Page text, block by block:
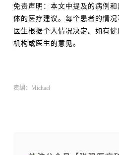
免责声明：本文中提及的病例
体的医疗建议。每个患者的情
医生根据个人情况决定。如有
机构或医生的意见。
责编：Michael